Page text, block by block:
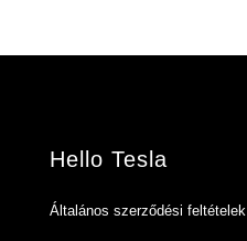
Hello Tesla
Általános szerződési feltételek